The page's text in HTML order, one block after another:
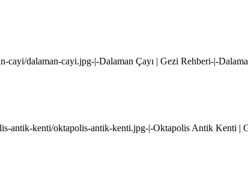
cayi/dalaman-cayi.jpg-|-Dalaman Çayı | Gezi Rehberi-|-
antik-kenti/oktapolis-antik-kenti.jpg-|-Oktapolis Antik Kenti |